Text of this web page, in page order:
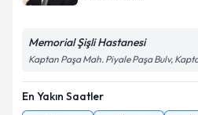
Memorial Şişli Hastanesi
Kaptan Paşa Mah. Piyale Paşa Bulv,
En Yakın Saatler